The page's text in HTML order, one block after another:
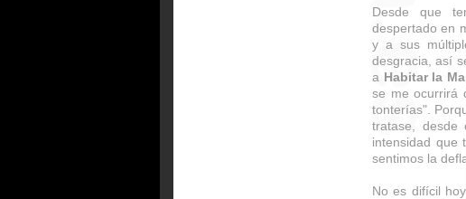
Desde que
despertado en
y a sus
desgracia, así
a Habitar la
se me ocurrirá
tonterías".
tratase, desde
intensidad que
sentimos la
No es difícil